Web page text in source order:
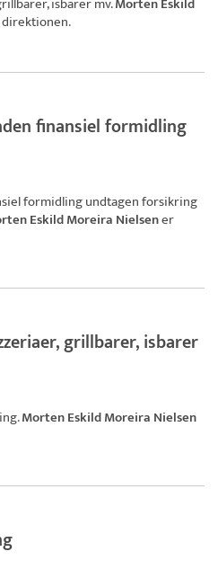
finansiel formidling
formidling undtagen forsikring
Eskild Moreira Nielsener
grillbarer, isbarer
Morten Eskild Moreira Nielsen